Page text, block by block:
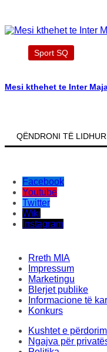
Sport SQ
Mesi kthehet te Inter
QËNDRONI TË LIDHUR
Facebook
Youtube
Twitter
Wiki
Instagram
Rreth MIA
Impressum
Marketingu
Blerjet publike
Informacione të
Konkurs
Kushtet e
Ngajva për